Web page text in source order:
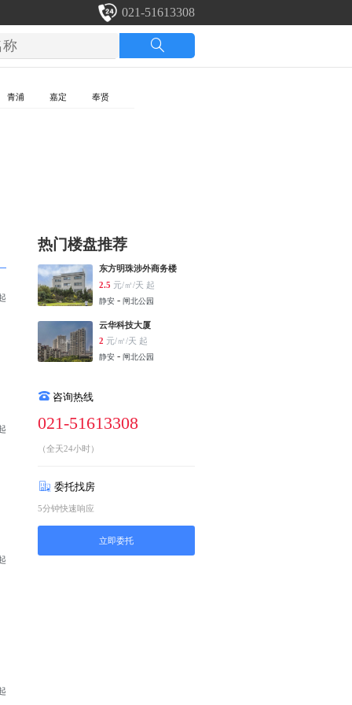
021-51613308
青浦 嘉定 奉贤
热门楼盘推荐
东方明珠涉外商务楼
2.5 元/㎡/天 起
静安 -闸北公园
云华科技大厦
2 元/㎡/天 起
静安 -闸北公园
咨询热线
021-51613308
（全天24小时）
委托找房
5分钟快速响应
立即委托